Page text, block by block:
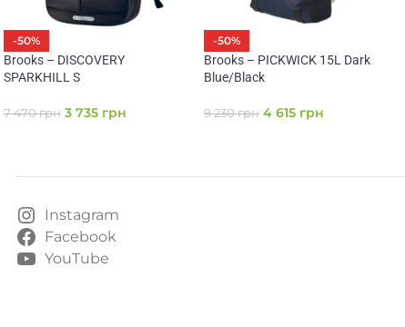
-50%
Brooks – DISCOVERY
SPARKHILL S
7 470грн 3 735 грн
-50%
Brooks – PICKWICK 15L Dark
Blue/Black
9 230грн 4 615 грн
Instagram
Facebook
YouTube